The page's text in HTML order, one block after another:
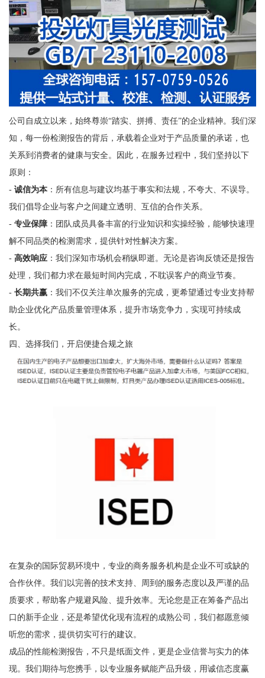
公司自成立以来，始终尊崇“踏实、拼搏、责任”的企业精神。我们深
知，每一份检测报告的背后，承载着企业对于产品质量的承诺，也
关系到消费者的健康与安全。因此，在服务过程中，我们坚持以下
原则：
- 诚信为本：所有信息与建议均基于事实和法规，不夸大、不误导。
我们倡导企业与客户之间建立透明、互信的合作关系。
- 专业保障：团队成员具备丰富的行业知识和实操经验，能够快速理
解不同品类的检测需求，提供针对性解决方案。
- 高效响应：我们深知市场机会稍纵即逝。无论是咨询反馈还是报告
处理，我们都力求在最短时间内完成，不耽误客户的商业节奏。
- 长期共赢：我们不仅关注单次服务的完成，更希望通过专业支持帮
助企业优化产品质量管理体系，提升市场竞争力，实现可持续成
长。
四、选择我们，开启便捷合规之旅
在复杂的国际贸易环境中，专业的商务服务机构是企业不可或缺的
合作伙伴。我们以完善的技术支持、周到的服务态度以及严谨的品
质要求，帮助客户规避风险、提升效率。无论您是正在筹备产品出
口的新手企业，还是希望优化现有流程的成熟公司，我们都愿意倾
听您的需求，提供切实可行的建议。
成品的性能检测报告，不只是纸面文件，更是企业信誉与实力的体
现。我们期待与您携手，以专业服务赋能产品升级，用诚信态度赢